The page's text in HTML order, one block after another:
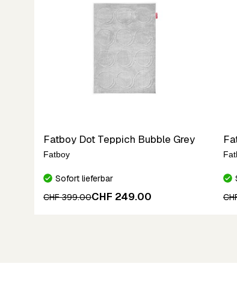
Fatboy Dot Teppich Bubble Grey
Fatboy
Sofort lieferbar
CHF 399.00CHF 249.00